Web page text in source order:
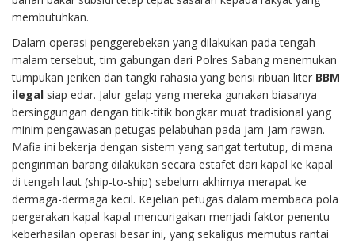
membutuhkan.
Dalam operasi penggerebekan yang dilakukan pada tengah
malam tersebut, tim gabungan dari Polres Sabang menemukan
tumpukan jeriken dan tangki rahasia yang berisi ribuan liter BBM
ilegal siap edar. Jalur gelap yang mereka gunakan biasanya
bersinggungan dengan titik-titik bongkar muat tradisional yang
minim pengawasan petugas pelabuhan pada jam-jam rawan.
Mafia ini bekerja dengan sistem yang sangat tertutup, di mana
pengiriman barang dilakukan secara estafet dari kapal ke kapal
di tengah laut (ship-to-ship) sebelum akhirnya merapat ke
dermaga-dermaga kecil. Kejelian petugas dalam membaca pola
pergerakan kapal-kapal mencurigakan menjadi faktor penentu
keberhasilan operasi besar ini, yang sekaligus memutus rantai